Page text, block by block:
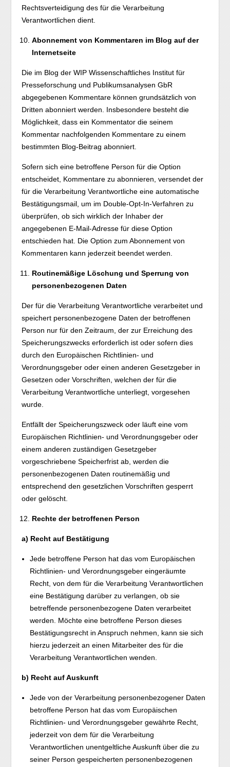
Rechtsverteidigung des für die Verarbeitung
Verantwortlichen dient.
Abonnement von Kommentaren im Blog auf der
Internetseite
Die im Blog der WIP Wissenschaftliches Institut für
Presseforschung und Publikumsanalysen GbR
abgegebenen Kommentare können grundsätzlich von
Dritten abonniert werden. Insbesondere besteht die
Möglichkeit, dass ein Kommentator die seinem
Kommentar nachfolgenden Kommentare zu einem
bestimmten Blog-Beitrag abonniert.
Sofern sich eine betroffene Person für die Option
entscheidet, Kommentare zu abonnieren, versendet der
für die Verarbeitung Verantwortliche eine automatische
Bestätigungsmail, um im Double-Opt-In-Verfahren zu
überprüfen, ob sich wirklich der Inhaber der
angegebenen E-Mail-Adresse für diese Option
entschieden hat. Die Option zum Abonnement von
Kommentaren kann jederzeit beendet werden.
Routinemäßige Löschung und Sperrung von
personenbezogenen Daten
Der für die Verarbeitung Verantwortliche verarbeitet und
speichert personenbezogene Daten der betroffenen
Person nur für den Zeitraum, der zur Erreichung des
Speicherungszwecks erforderlich ist oder sofern dies
durch den Europäischen Richtlinien- und
Verordnungsgeber oder einen anderen Gesetzgeber in
Gesetzen oder Vorschriften, welchen der für die
Verarbeitung Verantwortliche unterliegt, vorgesehen
wurde.
Entfällt der Speicherungszweck oder läuft eine vom
Europäischen Richtlinien- und Verordnungsgeber oder
einem anderen zuständigen Gesetzgeber
vorgeschriebene Speicherfrist ab, werden die
personenbezogenen Daten routinemäßig und
entsprechend den gesetzlichen Vorschriften gesperrt
oder gelöscht.
Rechte der betroffenen Person
a) Recht auf Bestätigung
Jede betroffene Person hat das vom Europäischen
Richtlinien- und Verordnungsgeber eingeräumte
Recht, von dem für die Verarbeitung Verantwortlichen
eine Bestätigung darüber zu verlangen, ob sie
betreffende personenbezogene Daten verarbeitet
werden. Möchte eine betroffene Person dieses
Bestätigungsrecht in Anspruch nehmen, kann sie sich
hierzu jederzeit an einen Mitarbeiter des für die
Verarbeitung Verantwortlichen wenden.
b) Recht auf Auskunft
Jede von der Verarbeitung personenbezogener Daten
betroffene Person hat das vom Europäischen
Richtlinien- und Verordnungsgeber gewährte Recht,
jederzeit von dem für die Verarbeitung
Verantwortlichen unentgeltliche Auskunft über die zu
seiner Person gespeicherten personenbezogenen